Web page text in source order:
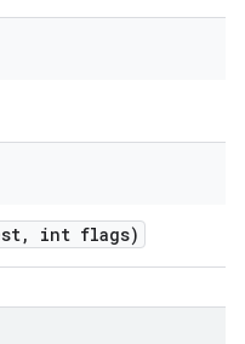
int flags)